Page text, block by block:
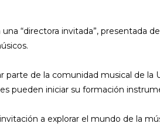
“directora invitada”, presentada
de la comunidad musical de la
pueden iniciar su formación
a explorar el mundo de la